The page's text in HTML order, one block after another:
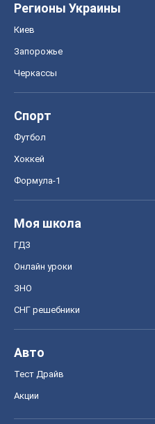
Регионы Украины
Киев
Запорожье
Черкассы
Спорт
Футбол
Хоккей
Формула-1
Моя школа
ГДЗ
Онлайн уроки
ЗНО
СНГ решебники
Авто
Тест Драйв
Акции